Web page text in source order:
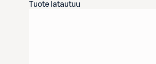
Tuote latautuu